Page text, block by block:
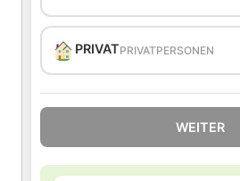
PRIVATPRIVATPERSONEN
WEITER